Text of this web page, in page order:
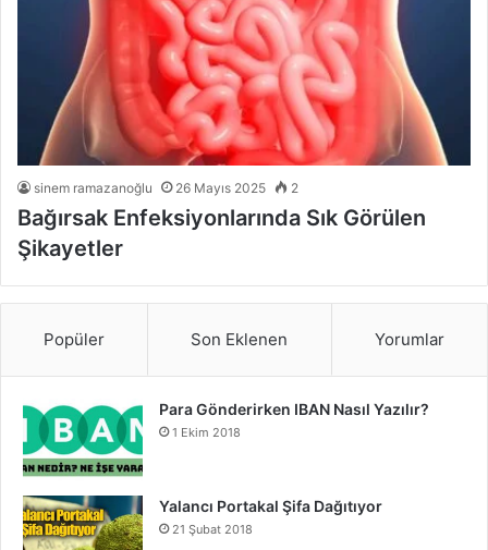
sinem ramazanoğlu 26 Mayıs 2025 2
Bağırsak Enfeksiyonlarında Sık Görülen
Şikayetler
Popüler Son Eklenen Yorumlar
Para Gönderirken IBAN Nasıl Yazılır?
1 Ekim 2018
Yalancı Portakal Şifa Dağıtıyor
21 Şubat 2018